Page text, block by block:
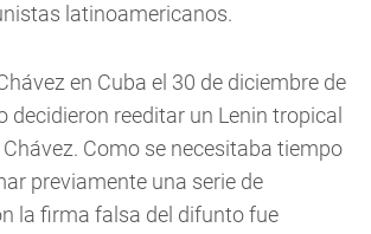
latinoamericanos.
en Cuba el 30 de diciembre de
decidieron reeditar un Lenin tropical
Como se necesitaba tiempo
previamente una serie de
la firma falsa del difunto fue